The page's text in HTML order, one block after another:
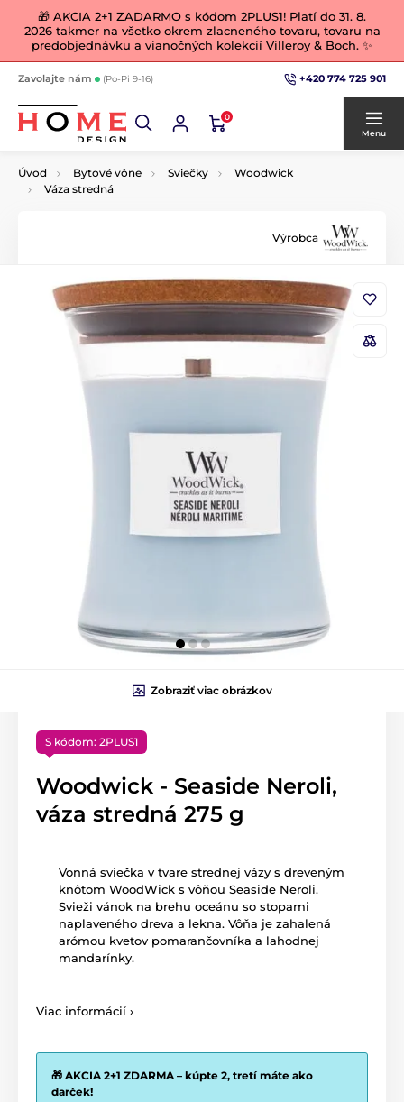
🎁 AKCIA 2+1 ZADARMO s kódom 2PLUS1! Platí do 31. 8.
2026 takmer na všetko okrem zlacneného tovaru, tovaru na
predobjednávku a vianočných kolekcií Villeroy & Boch. ✨
Zavolajte nám (Po-Pi 9-16) +420 774 725 901
0
Menu
Úvod Bytové vône Sviečky
Woodwick
Váza stredná
Výrobca
Zobraziť viac obrázkov
S kódom: 2PLUS1
Woodwick - Seaside Neroli,
váza stredná 275 g
Vonná sviečka v tvare strednej vázy s dreveným
knôtom WoodWick s vôňou Seaside Neroli.
Svieži vánok na brehu oceánu so stopami
naplaveného dreva a lekna. Vôňa je zahalená
arómou kvetov pomarančovníka a lahodnej
mandarínky.
Viac informácií ›
🎁 AKCIA 2+1 ZDARMA – kúpte 2, tretí máte ako
darček!